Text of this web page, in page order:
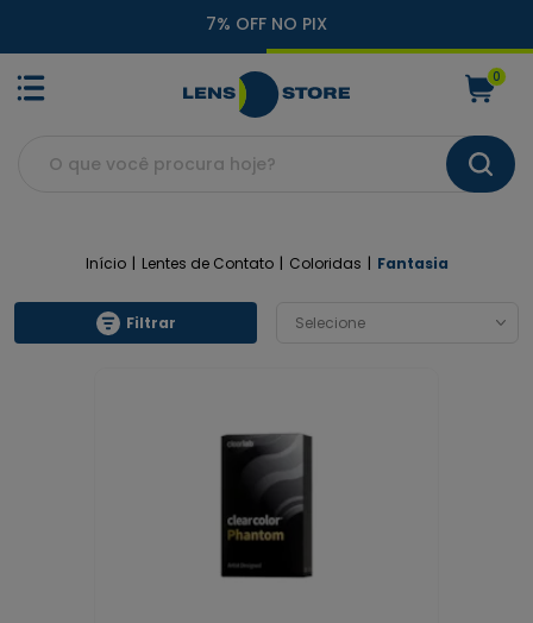
7% OFF NO PIX
0
Início Lentes de Contato Coloridas Fantasia
Filtrar